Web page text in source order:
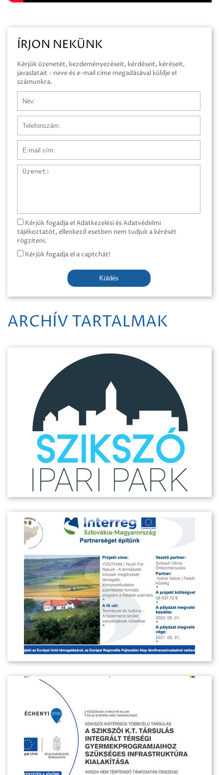
ÍRJON NEKÜNK
Kérjük üzenetét, kezdeményezéseit, kérdéseit, kéréseit,
javaslatait - neve és e-mail címe megadásával küldje el
számunkra.
Üzenet
Kérjük fogadja el Adatkezelési és Adatvédelmi
tájékoztatót, ellenkező esetben nem tudjuk a kérését
rögzíteni.
Kérjük fogadja el a captchát!
Küldés
ARCHÍV TARTALMAK